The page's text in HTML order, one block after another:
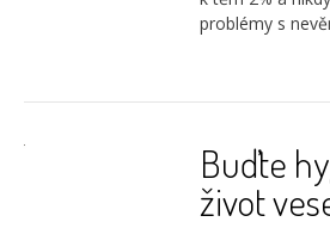
problémy s
Buďte
život